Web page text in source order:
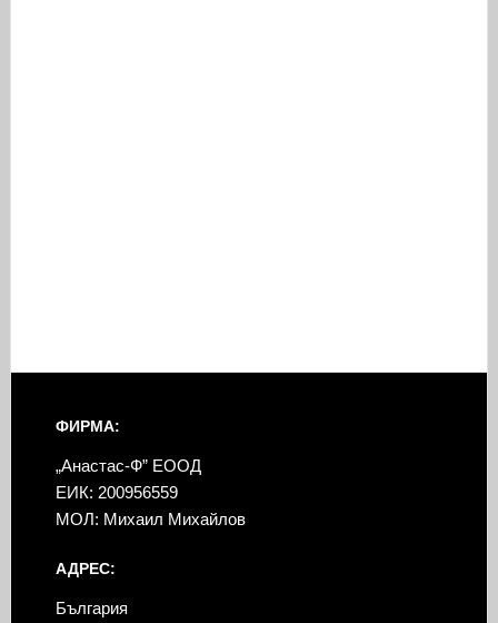
ФИРМА:
„Анастас-Ф” ЕООД
ЕИК: 200956559
МОЛ: Михаил Михайлов
АДРЕС:
България